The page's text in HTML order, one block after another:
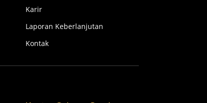
Karir
Laporan Keberlanjutan
Kontak